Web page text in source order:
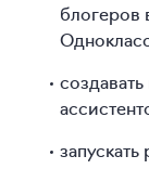
блогеров